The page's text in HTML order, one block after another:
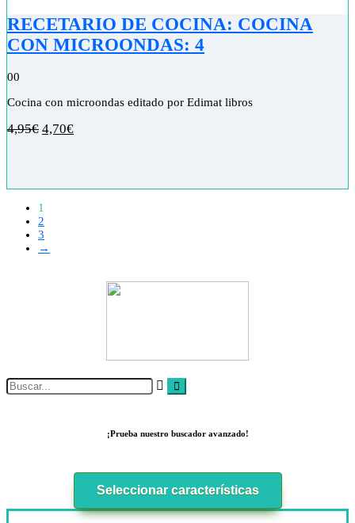
RECETARIO DE COCINA: COCINA
CON MICROONDAS: 4
00
Cocina con microondas editado por Edimat libros
4,95€ 4,70€
1
2
3
→
¡Prueba nuestro buscador avanzado!
Seleccionar características